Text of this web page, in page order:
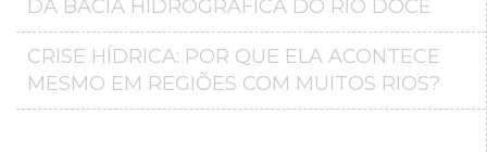
DA BACIA HIDROGRÁFICA DO RIO DOCE
CRISE HÍDRICA: POR QUE ELA ACONTECE
MESMO EM REGIÕES COM MUITOS RIOS?